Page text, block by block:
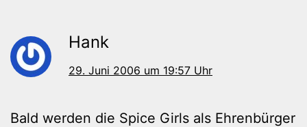
Hank
29. Juni 2006 um 19:57 Uhr
Bald werden die Spice Girls als Ehrenbürger